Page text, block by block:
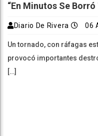
“En Minutos Se Borró
Diario De Rivera 06
Un tornado, con ráfagas
provocó importantes
[…]